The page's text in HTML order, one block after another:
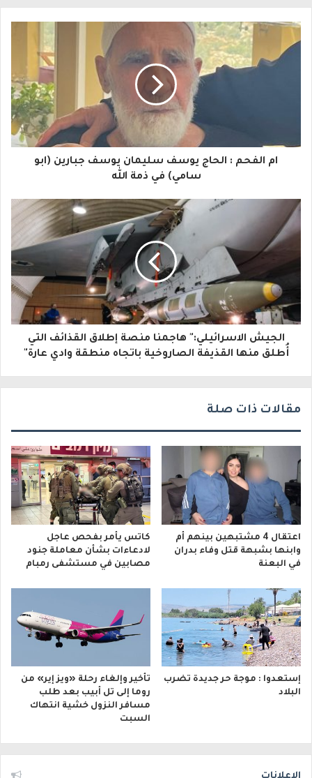
ب
ا
إ
و
ام الفحم : الحاج يوسف سليمان يوسف جبارين (ابو
سامي) في ذمة الله
الجيش الاسرائيلي:" هاجمنا منصة إطلاق القذائف التي
أُطلق منها القذيفة الصاروخية باتجاه منطقة وادي عارة"
مقالات ذات صلة
اعتقال 4 مشتبهين بينهم أم
وابنها بشبهة قتل وفاء بدران
في البعنة
كاتس يأمر بفحص عاجل
لادعاءات بشأن معاملة جنود
مصابين في مستشفى رمبام
إستعدوا : موجة حر جديدة تضرب
البلاد
تأخير وإلغاء رحلة «ويز إير» من
روما إلى تل أبيب بعد طلب
مسافر النزول خشية انتهاك
السبت